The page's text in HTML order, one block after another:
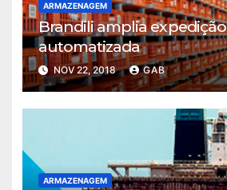
ARMAZENAGEM
Brandili amplia expedição
automatizada
NOV 22, 2018 GAB
ARMAZENAGEM